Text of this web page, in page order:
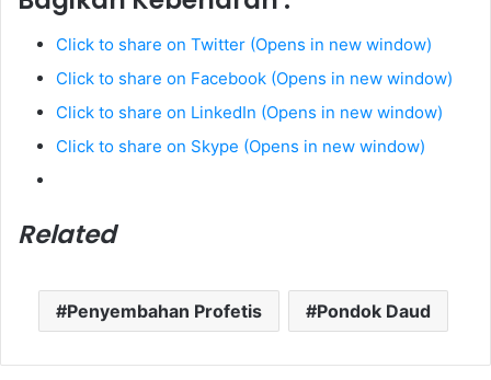
Click to share on Twitter (Opens in new window)
Click to share on Facebook (Opens in new window)
Click to share on LinkedIn (Opens in new window)
Click to share on Skype (Opens in new window)
Related
Penyembahan Profetis Pondok Daud